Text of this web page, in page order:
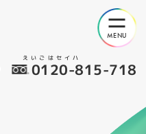
えいごはセイハ
0120-815-718